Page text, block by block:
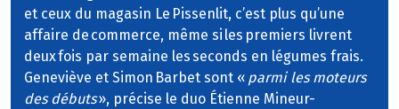
et ceux du magasin Le Pissenlit, c’est plus qu’une
affaire de commerce, même si les premiers livrent
deux fois par semaine les seconds en légumes frais.
Geneviève et Simon Barbet sont « parmi les moteurs
des débuts», précise le duo Étienne Mineur-